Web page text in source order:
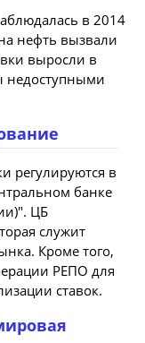
в 2014
нефть вызвали
выросли в
недоступными
регулируются в
банке
ЦБ
служит
Кроме того,
РЕПО для
ставок.